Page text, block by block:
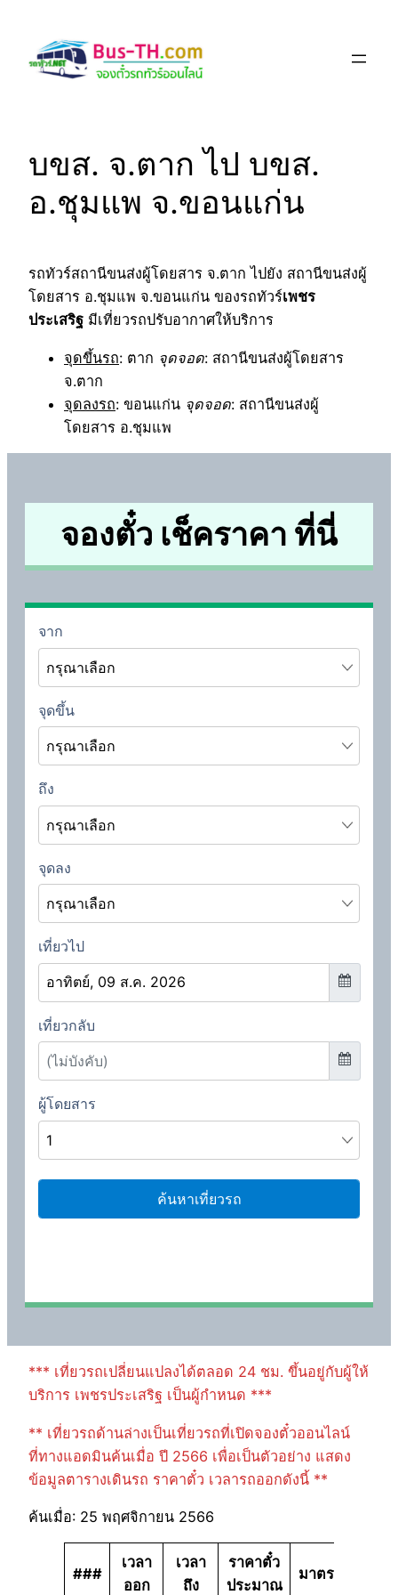
content
บขส. จ.ตาก ไป บขส.
อ.ชุมแพ จ.ขอนแก่น
รถทัวร์สถานีขนส่งผู้โดยสาร จ.ตาก ไปยัง สถานีขนส่งผู้
โดยสาร อ.ชุมแพ จ.ขอนแก่น ของรถทัวร์เพชร
ประเสริฐ มีเที่ยวรถปรับอากาศให้บริการ
จุดขึ้นรถ: ตาก จุดจอด: สถานีขนส่งผู้โดยสาร
จ.ตาก
จุดลงรถ: ขอนแก่น จุดจอด: สถานีขนส่งผู้
โดยสาร อ.ชุมแพ
จองตั๋ว เช็คราคา ที่นี่
*** เที่ยวรถเปลี่ยนแปลงได้ตลอด 24 ชม. ขึ้นอยู่กับผู้ให้
บริการ เพชรประเสริฐ เป็นผู้กำหนด ***
** เที่ยวรถด้านล่างเป็นเที่ยวรถที่เปิดจองตั๋วออนไลน์
ที่ทางแอดมินค้นเมื่อ ปี 2566 เพื่อเป็นตัวอย่าง แสดง
ข้อมูลตารางเดินรถ ราคาตั๋ว เวลารถออกดังนี้ **
ค้นเมื่อ: 25 พฤศจิกายน 2566
###
เวลา
ออก
เวลา
ถึง
ราคาตั๋ว
ประมาณ
มาตรฐาน